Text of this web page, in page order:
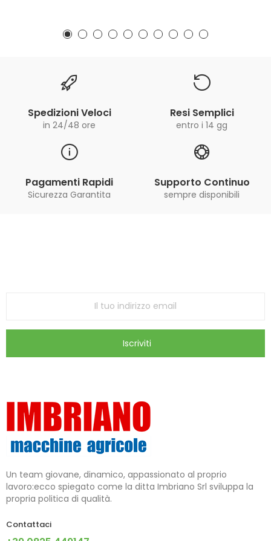
Spedizioni Veloci
in 24/48 ore
Resi Semplici
entro i 14 gg
Pagamenti Rapidi
Sicurezza Garantita
Supporto Continuo
sempre disponibili
Iscriviti
Un team giovane, dinamico, appassionato al proprio
lavoro:ecco spiegato come la ditta Imbriano Srl sviluppa la
propria politica di qualità.
Contattaci